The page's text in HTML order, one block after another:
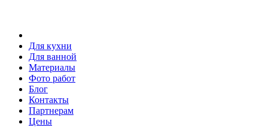
Для кухни
Для ванной
Материалы
Фото работ
Блог
Контакты
Партнерам
Цены